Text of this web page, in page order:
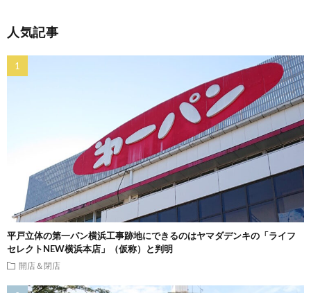
人気記事
平戸立体の第一パン横浜工事跡地にできるのはヤマダデンキの「ライフ
セレクトNEW横浜本店」（仮称）と判明
開店＆閉店